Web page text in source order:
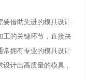
要借助先进的模具设计
工的关键环节，直接决
常拥有专业的模具设计
计出高质量的模具，